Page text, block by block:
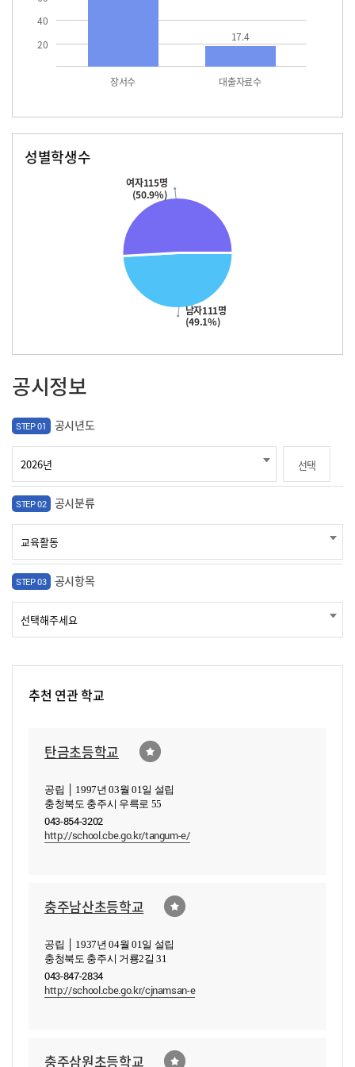
20
40
장서수 대출자료수
17.4
성별학생수
남자111명
(49.1%)
여자115명
(50.9%)
공시정보
STEP 01 공시년도
선택
STEP 02 공시분류
STEP 03 공시항목
추천 연관 학교
탄금초등학교
공립 │ 1997년 03월 01일 설립
충청북도 충주시 우륵로 55
043-854-3202
http://school.cbe.go.kr/tangum-e/
충주남산초등학교
공립 │ 1937년 04월 01일 설립
충청북도 충주시 거룡2길 31
043-847-2834
http://school.cbe.go.kr/cjnamsan-e
충주삼원초등학교